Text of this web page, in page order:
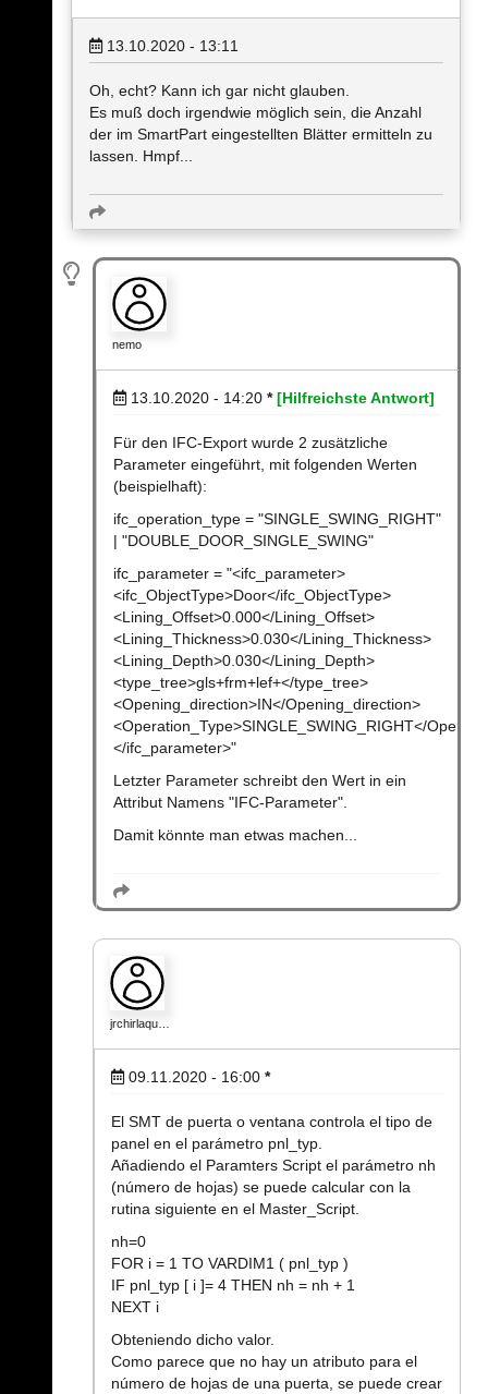
13.10.2020 - 13:11
Oh, echt? Kann ich gar nicht glauben.
Es muß doch irgendwie möglich sein, die Anzahl
der im SmartPart eingestellten Blätter ermitteln zu
lassen. Hmpf...
nemo
13.10.2020 - 14:20 * [Hilfreichste Antwort]
Für den IFC-Export wurde 2 zusätzliche
Parameter eingeführt, mit folgenden Werten
(beispielhaft):
ifc_operation_type = "SINGLE_SWING_RIGHT"
| "DOUBLE_DOOR_SINGLE_SWING"
ifc_parameter = "<ifc_parameter>
<ifc_ObjectType>Door</ifc_ObjectType>
<Lining_Offset>0.000</Lining_Offset>
<Lining_Thickness>0.030</Lining_Thickness>
<Lining_Depth>0.030</Lining_Depth>
<type_tree>gls+frm+lef+</type_tree>
<Opening_direction>IN</Opening_direction>
<Operation_Type>SINGLE_SWING_RIGHT</
</ifc_parameter>"
Letzter Parameter schreibt den Wert in ein
Attribut Namens "IFC-Parameter".
Damit könnte man etwas machen...
jrchirlaqu…
09.11.2020 - 16:00 *
El SMT de puerta o ventana controla el tipo de
panel en el parámetro pnl_typ.
Añadiendo el Paramters Script el parámetro nh
(número de hojas) se puede calcular con la
rutina siguiente en el Master_Script.
nh=0
FOR i = 1 TO VARDIM1 ( pnl_typ )
IF pnl_typ [ i ]= 4 THEN nh = nh + 1
NEXT i
Obteniendo dicho valor.
Como parece que no hay un atributo para el
número de hojas de una puerta, se puede crear